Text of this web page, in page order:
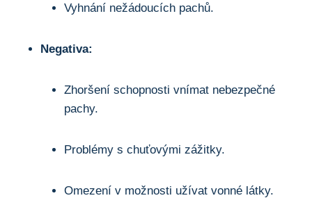
Vyhnání nežádoucích pachů.
Negativa:
Zhoršení schopnosti vnímat nebezpečné
pachy.
Problémy s chuťovými zážitky.
Omezení ‍v možnosti ‍užívat⁣ vonné látky.